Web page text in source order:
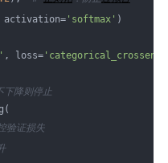
activation= 'softmax' )
, loss=
下降则停止
验证损失